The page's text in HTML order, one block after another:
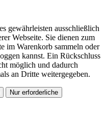
gewährleisten ausschließlich
Webseite. Sie dienen zum
im Warenkorb sammeln oder
kannst. Ein Rückschluss
möglich und dadurch
an Dritte weitergegeben.
Nur erforderliche